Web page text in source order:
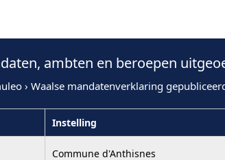
ambten en beroepen
› Waalse mandatenverklaring
Instelling
Commune d'Anthisnes